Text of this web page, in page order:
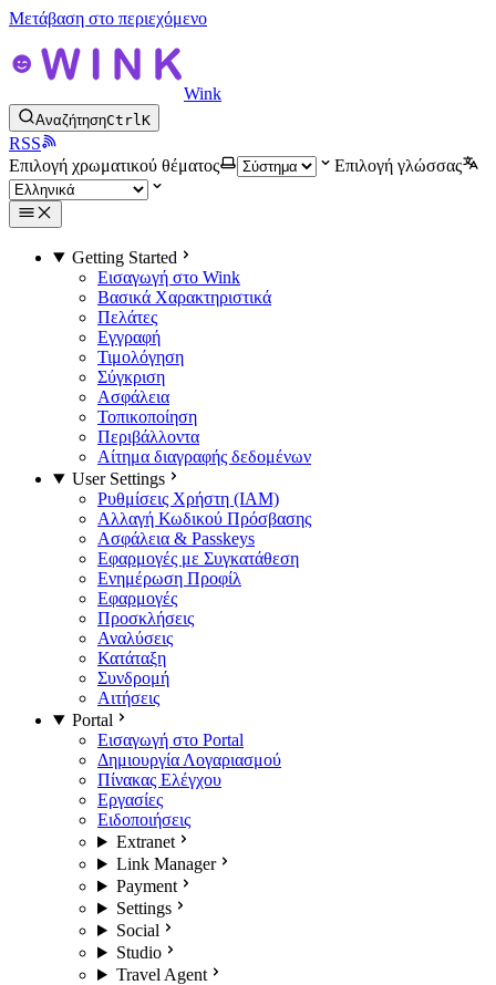
Μετάβαση στο περιεχόμενο
Wink
ΑναζήτησηCtrlK
RSS
Επιλογή χρωματικού θέματος
Επιλογή γλώσσας
Getting Started
Εισαγωγή στο Wink
Βασικά Χαρακτηριστικά
Πελάτες
Εγγραφή
Τιμολόγηση
Σύγκριση
Ασφάλεια
Τοπικοποίηση
Περιβάλλοντα
Αίτημα διαγραφής δεδομένων
User Settings
Ρυθμίσεις Χρήστη (IAM)
Αλλαγή Κωδικού Πρόσβασης
Ασφάλεια & Passkeys
Εφαρμογές με Συγκατάθεση
Ενημέρωση Προφίλ
Εφαρμογές
Προσκλήσεις
Αναλύσεις
Κατάταξη
Συνδρομή
Αιτήσεις
Portal
Εισαγωγή στο Portal
Δημιουργία Λογαριασμού
Πίνακας Ελέγχου
Εργασίες
Ειδοποιήσεις
Extranet
Link Manager
Payment
Settings
Social
Studio
Travel Agent